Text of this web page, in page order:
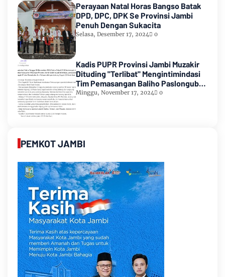
Perayaan Natal Horas Bangso Batak
DPD, DPC, DPK Se Provinsi Jambi
Penuh Dengan Sukacita
Selasa, Desember 17, 2024 0
Kadis PUPR Provinsi Jambi Muzakir
Dituding "Terlibat" Mengintimindasi
Tim Pemasangan Baliho Paslongub
Romi-Sudirman
Minggu, November 17, 2024 0
PEMKOT JAMBI